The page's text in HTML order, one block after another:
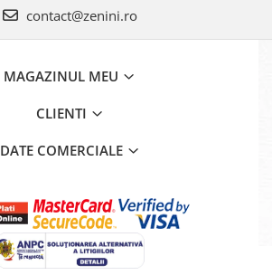
contact@zenini.ro
MAGAZINUL MEU
CLIENTI
DATE COMERCIALE